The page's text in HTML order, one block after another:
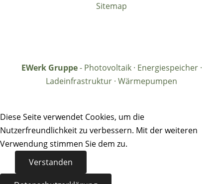
Sitemap
EWerk Gruppe- Photovoltaik · Energiespeicher ·
Ladeinfrastruktur · Wärmepumpen
Diese Seite verwendet Cookies, um die
Nutzerfreundlichkeit zu verbessern. Mit der weiteren
Verwendung stimmen Sie dem zu.
Verstanden